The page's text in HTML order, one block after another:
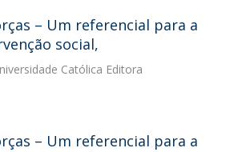
– Um referencial para a
social,
Católica Editora
– Um referencial para a